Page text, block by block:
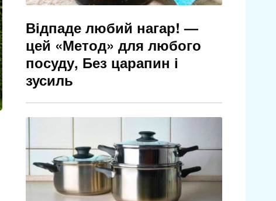
Відпаде любий нагар! —
цей «Метод» для любого
посуду, Без царапин і
зусиль